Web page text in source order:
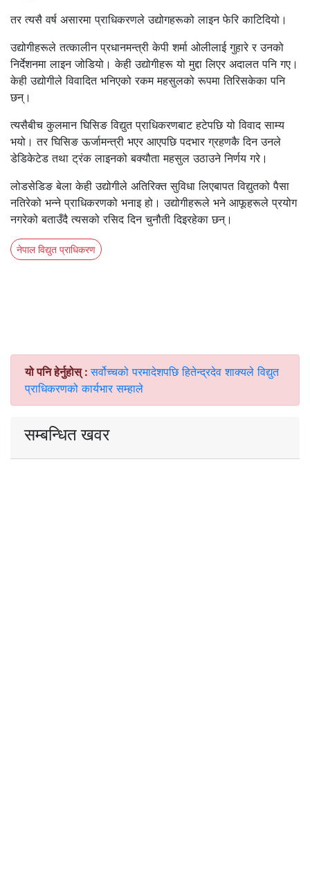
तर त्यसै वर्ष असारमा प्राधिकरणले उद्योगहरूको लाइन फेरि काटिदियो।
उद्योगीहरूले तत्कालीन प्रधानमन्त्री केपी शर्मा ओलीलाई गुहारे र उनको
निर्देशनमा लाइन जोडियो। केही उद्योगीहरू यो मुद्दा लिएर अदालत पनि गए।
केही उद्योगीले विवादित भनिएको रकम महसुलको रूपमा तिरिसकेका पनि
छन्।
त्यसैबीच कुलमान घिसिङ विद्युत प्राधिकरणबाट हटेपछि यो विवाद साम्य
भयो। तर घिसिङ ऊर्जामन्त्री भएर आएपछि पदभार ग्रहणकै दिन उनले
डेडिकेटेड तथा ट्रंक लाइनको बक्यौता महसुल उठाउने निर्णय गरे।
लोडसेडिङ बेला केही उद्योगीले अतिरिक्त सुविधा लिएबापत विद्युतको पैसा
नतिरेको भन्ने प्राधिकरणको भनाइ हो। उद्योगीहरूले भने आफूहरूले प्रयोग
नगरेको बताउँदै त्यसको रसिद दिन चुनौती दिइरहेका छन्।
नेपाल विद्युत प्राधिकरण
यो पनि हेर्नुहोस् :सर्वोच्चको परमादेशपछि हितेन्द्रदेव शाक्यले विद्युत
प्राधिकरणको कार्यभार सम्हाले
सम्बन्धित खवर